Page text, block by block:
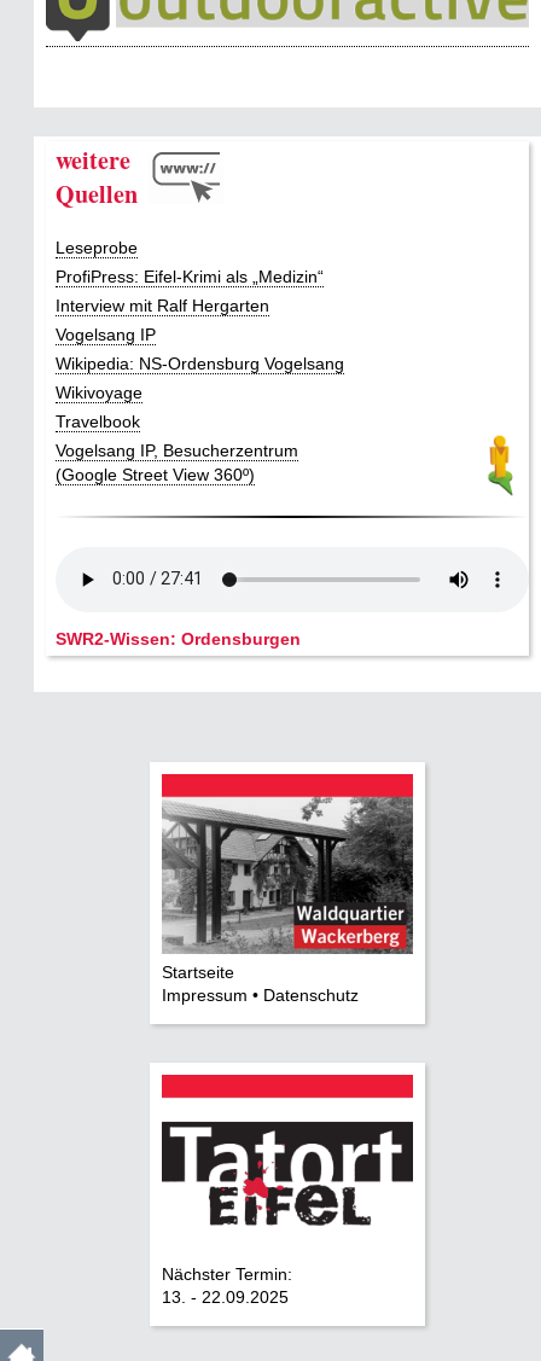
weitere
Quellen
Leseprobe
ProfiPress: Eifel-Krimi als „Medizin“
Interview mit Ralf Hergarten
Vogelsang IP
Wikipedia: NS-Ordensburg Vogelsang
Wikivoyage
Travelbook
Vogelsang IP, Besucherzentrum
(Google Street View 360º)
SWR2-Wissen: Ordensburgen
Startseite
Impressum • Datenschutz
Nächster Termin:
13. - 22.09.2025